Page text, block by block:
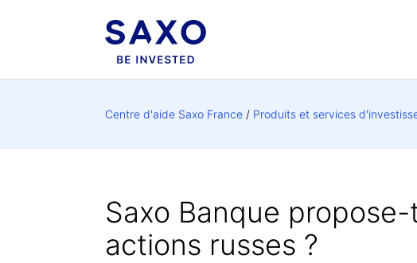
Centre d'aide Saxo France Produits et services
Saxo Banque
actions russes ?